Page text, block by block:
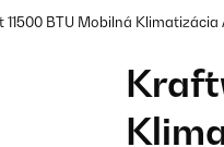
BTU Mobilná